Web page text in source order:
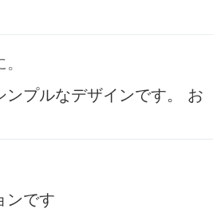
ンプルなデザインです。 お
ンです